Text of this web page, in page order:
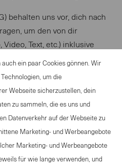
behalten uns vor, dich nach
um den von dir
Text, etc.) inklusive
ein paar Cookies gönnen. Wir
um die
Webseite sicherzustellen, dein
zu sammeln, die es uns und
Datenverkehr auf der Webseite zu
Marketing- und Werbeangebote
Marketing- und Werbeangebote
für wie lange verwenden, und